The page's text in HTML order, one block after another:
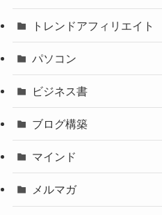
トレンドアフィリエイト
パソコン
ビジネス書
ブログ構築
マインド
メルマガ